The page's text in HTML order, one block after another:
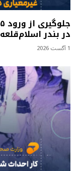
در بندر اسلام‌قلعه
1 آگست 2026